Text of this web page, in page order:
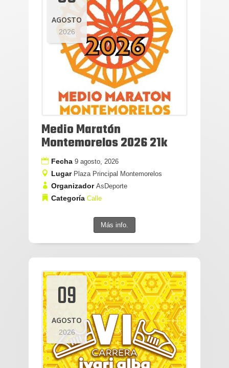
AGOSTO
2026
Medio Maratón
Montemorelos 2026 21k
Fecha 9 agosto, 2026
Lugar Plaza Principal Montemorelos
Organizador AsDeporte
Categoría Calle
Más info.
09
AGOSTO
2026